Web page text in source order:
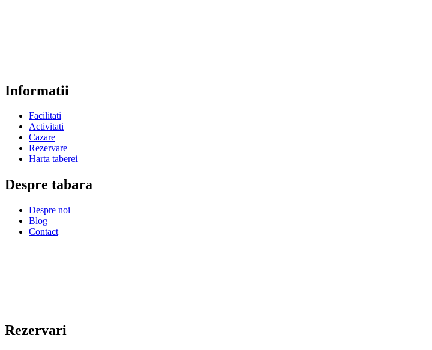
Informatii
Facilitati
Activitati
Cazare
Rezervare
Harta taberei
Despre tabara
Despre noi
Blog
Contact
Rezervari